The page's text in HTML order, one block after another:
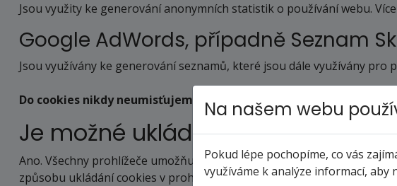
Jsou využity ke generování anonymních statistik o používání webu.
Google AdWords, případně Seznam
Jsou využívány ke generování seznamů, které jsou dále využívány
Do cookies nikdy neumisťujeme citlivá nebo osobní data.
Je možné ukládání cookies
Ano. Všechny prohlížeče umožňují umísťování cookies zakázat.
způsobu ukládání cookies v prohlížeči najdete na stránkách
Na našem webu
Pokud lépe pochopíme, co vás
využíváme k analýze informací, aby